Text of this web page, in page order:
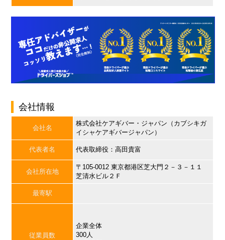
会社情報
会社名
株式会社ケアギバー・ジャパン（カブシキガ
イシャケアギバージャパン）
代表者名 代表取締役：高田貴富
会社所在地
〒105-0012 東京都港区芝大門２－３－１１
芝清水ビル２Ｆ
最寄駅
従業員数
企業全体
300人